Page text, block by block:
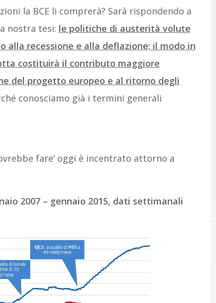
la BCE li comprerà? Sarà rispondendo a
nostra tesi: le politiche di austerità volute
recessione e alla deflazione; il modo in
costituirà il contributo maggiore
del progetto europeo e al ritorno degli
conosciamo già i termini generali
fare’ oggi è incentrato attorno a
2007 – gennaio 2015, dati settimanali